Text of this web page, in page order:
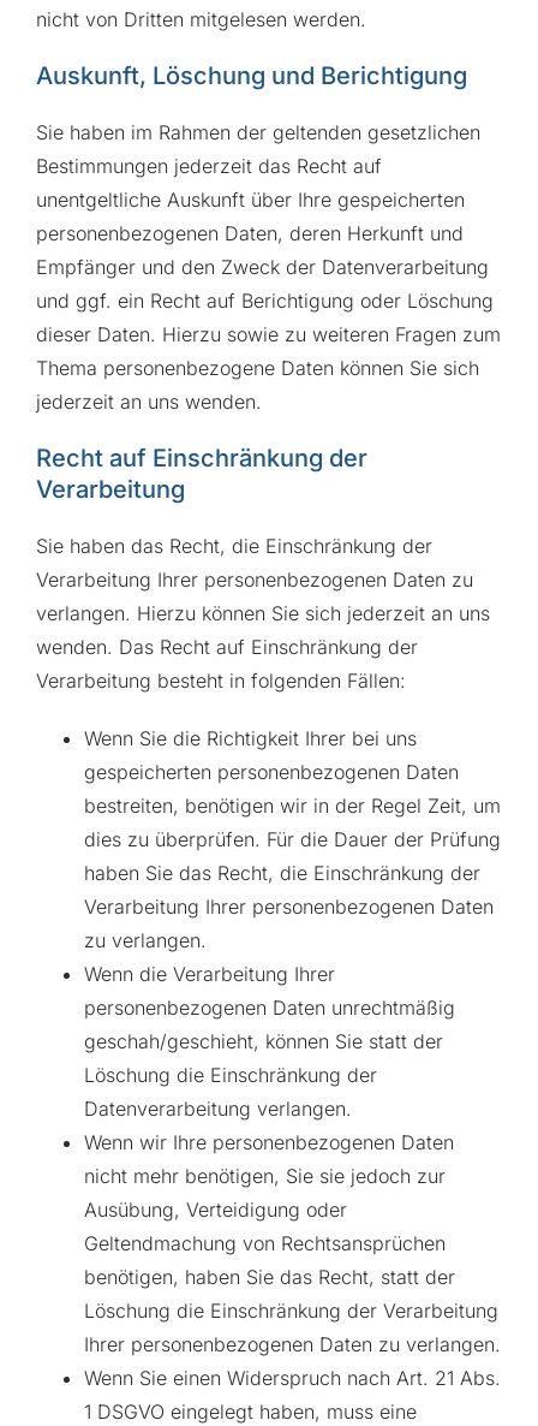
nicht von Dritten mitgelesen werden.
Auskunft, Löschung und Berichtigung
Sie haben im Rahmen der geltenden gesetzlichen
Bestimmungen jederzeit das Recht auf
unentgeltliche Auskunft über Ihre gespeicherten
personenbezogenen Daten, deren Herkunft und
Empfänger und den Zweck der Datenverarbeitung
und ggf. ein Recht auf Berichtigung oder Löschung
dieser Daten. Hierzu sowie zu weiteren Fragen zum
Thema personenbezogene Daten können Sie sich
jederzeit an uns wenden.
Recht auf Einschränkung der
Verarbeitung
Sie haben das Recht, die Einschränkung der
Verarbeitung Ihrer personenbezogenen Daten zu
verlangen. Hierzu können Sie sich jederzeit an uns
wenden. Das Recht auf Einschränkung der
Verarbeitung besteht in folgenden Fällen:
Wenn Sie die Richtigkeit Ihrer bei uns
gespeicherten personenbezogenen Daten
bestreiten, benötigen wir in der Regel Zeit, um
dies zu überprüfen. Für die Dauer der Prüfung
haben Sie das Recht, die Einschränkung der
Verarbeitung Ihrer personenbezogenen Daten
zu verlangen.
Wenn die Verarbeitung Ihrer
personenbezogenen Daten unrechtmäßig
geschah/geschieht, können Sie statt der
Löschung die Einschränkung der
Datenverarbeitung verlangen.
Wenn wir Ihre personenbezogenen Daten
nicht mehr benötigen, Sie sie jedoch zur
Ausübung, Verteidigung oder
Geltendmachung von Rechtsansprüchen
benötigen, haben Sie das Recht, statt der
Löschung die Einschränkung der Verarbeitung
Ihrer personenbezogenen Daten zu verlangen.
Wenn Sie einen Widerspruch nach Art. 21 Abs.
1 DSGVO eingelegt haben, muss eine